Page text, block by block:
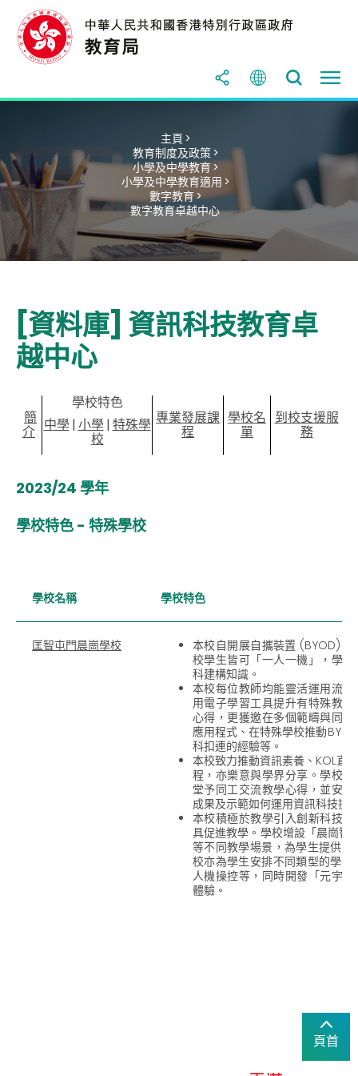
主頁 >
教育制度及政策 >
小學及中學教育 >
小學及中學教育適用 >
數字教育 >
數字教育卓越中心
[資料庫] 資訊科技教育卓
越中心
簡
介
學校特色
中學|小學|特殊學
校
專業發展課
程
學校名
單
到校支援服
務
2023/24 學年
學校特色 - 特殊學校
學校名稱 學校特色
匡智屯門晨崗學校
本校自開展自攜裝置 (BYOD)
校學生皆可「一人一機」，學
科建構知識。
本校每位教師均能靈活運用流
用電子學習工具提升有特殊教
心得，更獲邀在多個範疇與同
應用程式、在特殊學校推動
科扣連的經驗等。
本校致力推動資訊素養、KOL直
程，亦樂意與學界分享。學校
堂予同工交流教學心得，並安
成果及示範如何運用資訊科技提
本校積極於教學引入創新科技
具促進教學。學校增設「晨崗
等不同教學場景，為學生提供
校亦為學生安排不同類型的學
人機操控等，同時開發「元宇
體驗。
頁首